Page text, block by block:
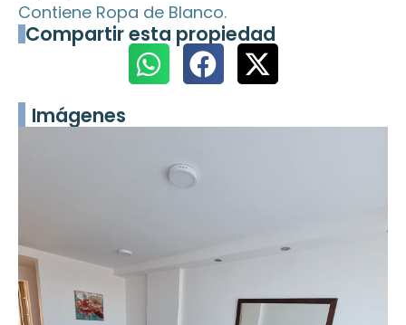
Contiene Ropa de Blanco.
Compartir esta propiedad
Imágenes